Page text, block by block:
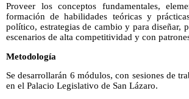
Proveer los conceptos fundamentales,
formación de habilidades teóricas y
político, estrategias de cambio y para diseñar,
escenarios de alta competitividad y con
Metodología
Se desarrollarán 6 módulos, con sesiones de
en el Palacio Legislativo de San Lázaro.